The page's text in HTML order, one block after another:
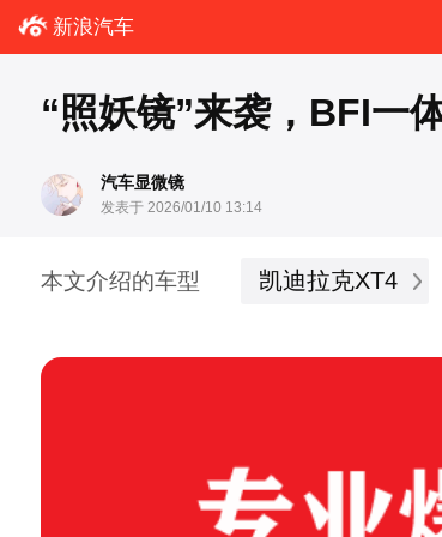
新浪汽车
“照妖镜”来袭，BFI一
汽车显微镜
发表于 2026/01/10 13:14
本文介绍的车型 凯迪拉克XT4